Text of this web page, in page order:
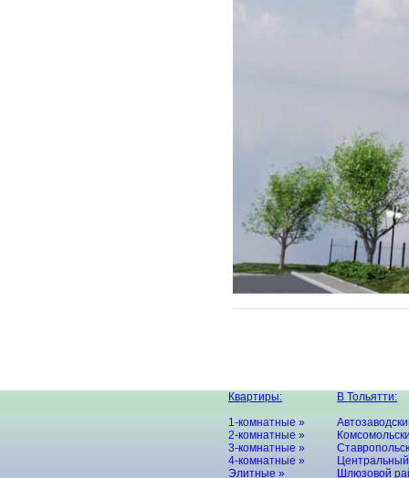
Квартиры:
1-комнатные »
2-комнатные »
3-комнатные »
4-комнатные »
Элитные »
В Тольятти:
Шлюзовой